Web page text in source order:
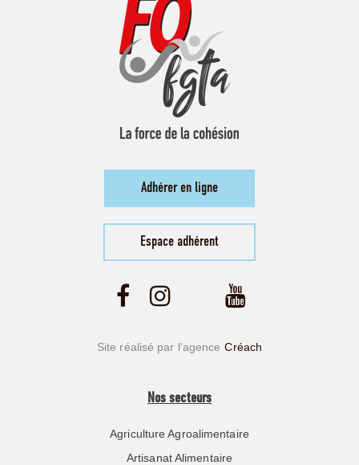
Adhérer en ligne
Espace adhérent
Site réalisé par l’agence Créach
Nos secteurs
Agriculture Agroalimentaire
Artisanat Alimentaire